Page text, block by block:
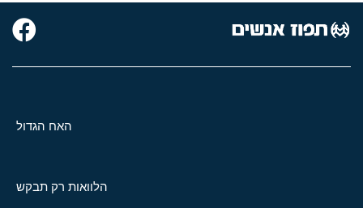
האח הגדול
הלוואות רק תבקש